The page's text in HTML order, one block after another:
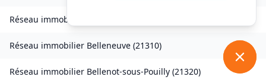
Réseau immobilier
Réseau immobilier Belleneuve (21310)
Réseau immobilier Bellenot-sous-Pouilly (21320)